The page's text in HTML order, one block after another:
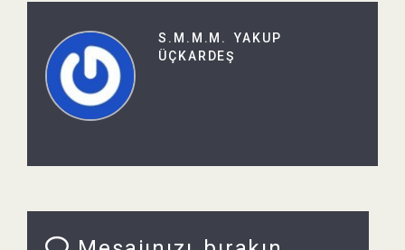
S.M.M.M. YAKUP
ÜÇKARDEŞ